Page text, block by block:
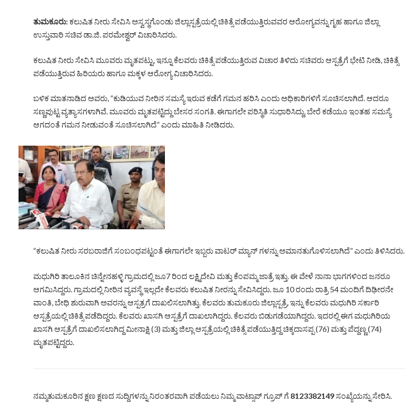
ತುಮಕೂರು: ಕಲುಷಿತ ನೀರು ಸೇವಿಸಿ ಅಸ್ವಸ್ಥಗೊಂಡು ಜಿಲ್ಲಾಸ್ಪತ್ರೆಯಲ್ಲಿ ಚಿಕಿತ್ಸೆ ಪಡೆಯುತ್ತಿರುವವರ ಆರೋಗ್ಯವನ್ನು ಗೃಹ ಹಾಗೂ ಜಿಲ್ಲಾ
ಉಸ್ತುವಾರಿ ಸಚಿವ ಡಾ.ಜಿ. ಪರಮೇಶ್ವರ್ ವಿಚಾರಿಸಿದರು.
ಕಲುಷಿತ ನೀರು ಸೇವಿಸಿ ಮೂವರು ಮೃತಪಟ್ಟು, ಇನ್ನೂ ಕೆಲವರು ಚಿಕಿತ್ಸೆ ಪಡೆಯುತ್ತಿರುವ ವಿಚಾರ ತಿಳಿದು ಸಚಿವರು ಆಸ್ಪತ್ರೆಗೆ ಭೇಟಿ ನೀಡಿ, ಚಿಕಿತ್ಸೆ
ಪಡೆಯುತ್ತಿರುವ ಹಿರಿಯರು ಹಾಗೂ ಮಕ್ಕಳ ಆರೋಗ್ಯ ವಿಚಾರಿಸಿದರು.
ಬಳಿಕ ಮಾತನಾಡಿದ ಅವರು, “ಕುಡಿಯುವ ನೀರಿನ ಸಮಸ್ಯೆ ಇರುವ ಕಡೆಗೆ ಗಮನ ಹರಿಸಿ ಎಂದು ಅಧಿಕಾರಿಗಳಿಗೆ ಸೂಚಿಸಲಾಗಿದೆ. ಆದರೂ
ಸಣ್ಣಪುಟ್ಟ ವ್ಯತ್ಯಾಸಗಳಾಗಿವೆ. ಮೂವರು ಮೃತಪಟ್ಟಿದ್ದು ಬೇಸರ ಸಂಗತಿ. ಈಗಾಗಲೇ ಪರಿಸ್ಥಿತಿ ಸುಧಾರಿಸಿದ್ದು, ಬೇರೆ ಕಡೆಯೂ ಇಂತಹ ಸಮಸ್ಯೆ
ಆಗದಂತೆ ಗಮನ ನೀಡುವಂತೆ ಸೂಚಿಸಲಾಗಿದೆ” ಎಂದು ಮಾಹಿತಿ ನೀಡಿದರು.
“ಕಲುಷಿತ ನೀರು ಸರಬರಾಜಿಗೆ ಸಂಬಂಧಪಟ್ಟಂತೆ ಈಗಾಗಲೇ ಇಬ್ಬರು ವಾಟರ್ ಮ್ಯಾನ್ ಗಳನ್ನು ಅಮಾನತುಗೊಳಿಸಲಾಗಿದೆ” ಎಂದು ತಿಳಿಸಿದರು.
ಮಧುಗಿರಿ ತಾಲೂಕಿನ ಚಿನ್ನೇನಹಳ್ಳಿ ಗ್ರಾಮದಲ್ಲಿ ಜೂ7 ರಿಂದ ಲಕ್ಷ್ಮಿದೇವಿ ಮತ್ತು ಕೆಂಪಮ್ಮ ಜಾತ್ರೆ ಇತ್ತು. ಈ ವೇಳೆ ನಾನಾ ಭಾಗಗಳಿಂದ ಜನರೂ
ಆಗಮಿಸಿದ್ದರು. ಗ್ರಾಮದಲ್ಲಿ ನೀರಿನ ವ್ಯವಸ್ಥೆ ಇಲ್ಲದೇ ಕೆಲವರು ಕಲುಷಿತ ನೀರನ್ನು ಸೇವಿಸಿದ್ದರು. ಜೂ 10 ರಂದು ರಾತ್ರಿ 54 ಮಂದಿಗೆ ದಿಢೀರನೇ
ವಾಂತಿ, ಬೇಧಿ ಶುರುವಾಗಿ ಅವರನ್ನು ಆಸ್ಪತ್ರಗೆ ದಾಖಲಿಸಲಾಗಿತ್ತು. ಕೆಲವರು ತುಮಕೂರು ಜಿಲ್ಲಾಸ್ಪತ್ರೆ, ಇನ್ನು ಕೆಲವರು ಮಧುಗಿರಿ ಸರ್ಕಾರಿ
ಆಸ್ಪತ್ರೆಯಲ್ಲಿ ಚಿಕಿತ್ಸೆ ಪಡೆದಿದ್ದರು. ಕೆಲವರು ಖಾಸಗಿ ಆಸ್ಪತ್ರೆಗೆ ದಾಖಲಾಗಿದ್ದರು. ಕೆಲವರು ಬಿಡುಗಡೆಯಾಗಿದ್ದರು. ಇದರಲ್ಲಿ ಈಗ ಮಧುಗಿರಿಯ
ಖಾಸಗಿ ಆಸ್ಪತ್ರೆಗೆ ದಾಖಲಿಸಲಾಗಿದ್ದ ಮೀನಾಕ್ಷಿ (3) ಮತ್ತು ಜಿಲ್ಲಾ ಆಸ್ಪತ್ರೆಯಲ್ಲಿ ಚಿಕಿತ್ಸೆ ಪಡೆಯುತ್ತಿದ್ದ ಚಿಕ್ಕದಾಸಪ್ಪ (76) ಮತ್ತು ಪೆದ್ದಣ್ಣ (74)
ಮೃತಪಟ್ಟಿದ್ದರು.
ನಮ್ಮತುಮಕೂರಿನ ಕ್ಷಣ ಕ್ಷಣದ ಸುದ್ದಿಗಳನ್ನು ನಿರಂತರವಾಗಿ ಪಡೆಯಲು ನಿಮ್ಮ ವಾಟ್ಸಾಪ್ ಗ್ರೂಪ್ ಗೆ 8123382149ಸಂಖ್ಯೆಯನ್ನು ಸೇರಿಸಿ.